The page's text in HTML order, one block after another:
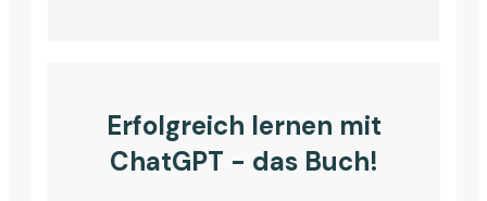
Erfolgreich lernen mit
ChatGPT - das Buch!